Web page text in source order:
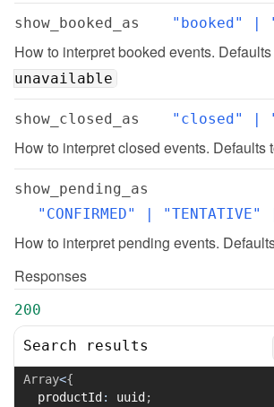
show_booked_as "booked" |
unavailable
show_closed_as "closed" |
How to interpret closed events. Defaults
show_pending_as
"CONFIRMED" | "TENTATIVE"
How to interpret pending events.
Responses
200
Search results
Array<{
  productId
: uuid ;